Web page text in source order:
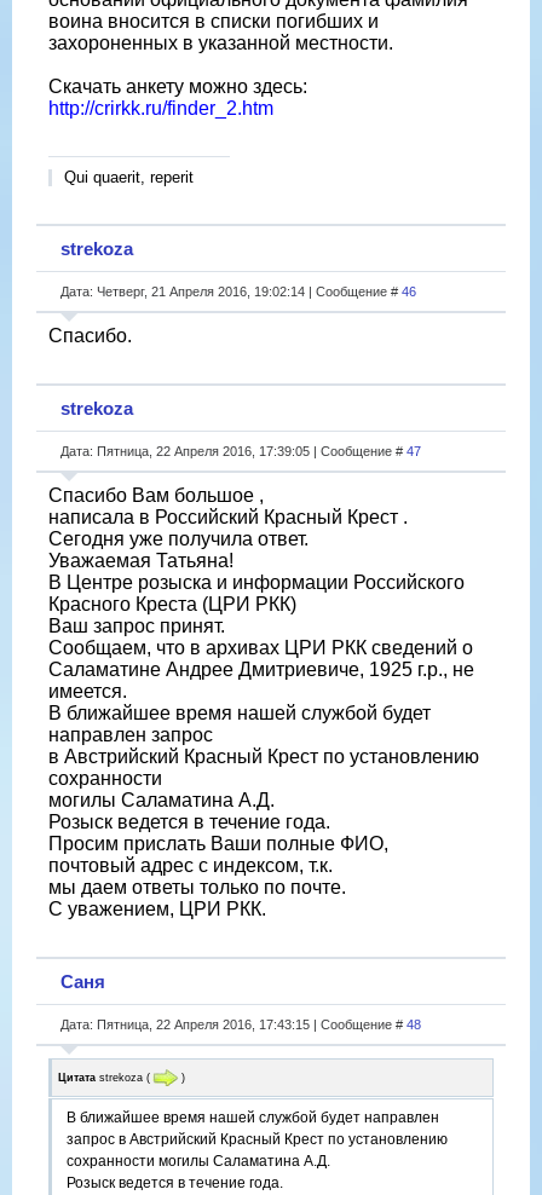
воина вносится в списки погибших и
захороненных в указанной местности.
Скачать анкету можно здесь:
http://crirkk.ru/finder_2.htm
Qui quaerit, reperit
strekoza
Дата: Четверг, 21 Апреля 2016, 19:02:14 | Сообщение # 46
Спасибо.
strekoza
Дата: Пятница, 22 Апреля 2016, 17:39:05 | Сообщение # 47
Спасибо Вам большое ,
написала в Российский Красный Крест .
Сегодня уже получила ответ.
Уважаемая Татьяна!
В Центре розыска и информации Российского
Красного Креста (ЦРИ РКК)
Ваш запрос принят.
Сообщаем, что в архивах ЦРИ РКК сведений о
Саламатине Андрее Дмитриевиче, 1925 г.р., не
имеется.
В ближайшее время нашей службой будет
направлен запрос
в Австрийский Красный Крест по установлению
сохранности
могилы Саламатина А.Д.
Розыск ведется в течение года.
Просим прислать Ваши полные ФИО,
почтовый адрес с индексом, т.к.
мы даем ответы только по почте.
С уважением, ЦРИ РКК.
Саня
Дата: Пятница, 22 Апреля 2016, 17:43:15 | Сообщение # 48
Цитата strekoza ( )
В ближайшее время нашей службой будет направлен
запрос в Австрийский Красный Крест по установлению
сохранности могилы Саламатина А.Д.
Розыск ведется в течение года.